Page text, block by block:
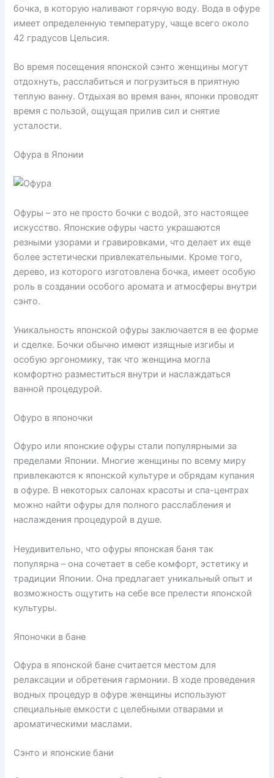
бочка, в которую наливают горячую воду. Вода в офуре
имеет определенную температуру, чаще всего около
42 градусов Цельсия.
Во время посещения японской сэнто женщины могут
отдохнуть, расслабиться и погрузиться в приятную
теплую ванну. Отдыхая во время ванн, японки проводят
время с пользой, ощущая прилив сил и снятие
усталости.
Офура в Японии
Офуры – это не просто бочки с водой, это настоящее
искусство. Японские офуры часто украшаются
резными узорами и гравировками, что делает их еще
более эстетически привлекательными. Кроме того,
дерево, из которого изготовлена бочка, имеет особую
роль в создании особого аромата и атмосферы внутри
сэнто.
Уникальность японской офуры заключается в ее форме
и сделке. Бочки обычно имеют изящные изгибы и
особую эргономику, так что женщина могла
комфортно разместиться внутри и наслаждаться
ванной процедурой.
Офуро в японочки
Офуро или японские офуры стали популярными за
пределами Японии. Многие женщины по всему миру
привлекаются к японской культуре и обрядам купания
в офуре. В некоторых салонах красоты и спа-центрах
можно найти офуры для полного расслабления и
наслаждения процедурой в душе.
Неудивительно, что офуры японская баня так
популярна – она сочетает в себе комфорт, эстетику и
традиции Японии. Она предлагает уникальный опыт и
возможность ощутить на себе все прелести японской
культуры.
Японочки в бане
Офура в японской бане считается местом для
релаксации и обретения гармонии. В ходе проведения
водных процедур в офуре женщины используют
специальные емкости с целебными отварами и
ароматическими маслами.
Сэнто и японские бани